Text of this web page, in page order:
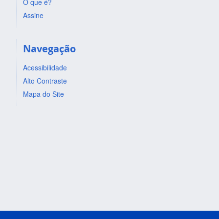
Assine
Navegação
Acessibilidade
Alto Contraste
Mapa do Site